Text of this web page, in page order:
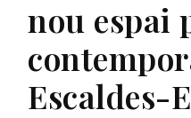
nou espai
Escaldes-